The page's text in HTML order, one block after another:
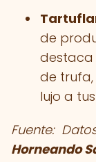
de
destaca
de
lujo a
Fuente:
Horneando